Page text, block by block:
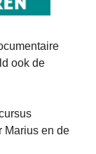
ook de
Marius en de